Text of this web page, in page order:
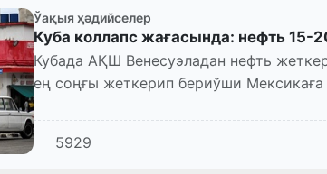
Ўақыя ҳәдийселер
Куба коллапс жағасында: нефть 15-
Кубада АҚШ Венесуэладан нефть
ең соңғы жеткерип бериўши
5929